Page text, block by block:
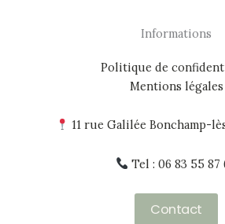
Informations
Politique de
Mentions légales
11 rue Galilée Bonchamp-
Tel : 06 83 55 87
Contact